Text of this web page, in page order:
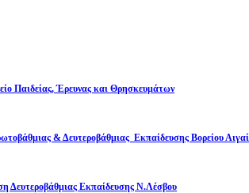
Παιδείας, Έρευνας και Θρησκευμάτων
& Δευτεροβάθμιας Εκπαίδευσης Βορείου
Δευτεροβάθμιας Εκπαίδευσης Ν.Λέσβου